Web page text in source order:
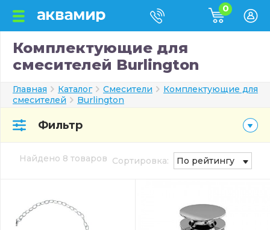
0
Комплектующие для
смесителей Burlington
Главная Каталог Смесители
Комплектующие для
смесителей
Burlington
Фильтр
Найдено 8 товаров Сортировка: По рейтингу